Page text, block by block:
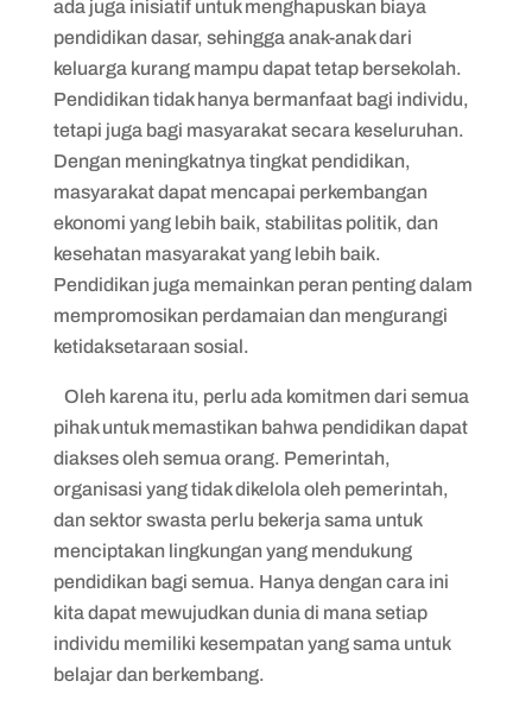
ada juga inisiatif untuk menghapuskan biaya
pendidikan dasar, sehingga anak-anak dari
keluarga kurang mampu dapat tetap bersekolah.
Pendidikan tidak hanya bermanfaat bagi individu,
tetapi juga bagi masyarakat secara keseluruhan.
Dengan meningkatnya tingkat pendidikan,
masyarakat dapat mencapai perkembangan
ekonomi yang lebih baik, stabilitas politik, dan
kesehatan masyarakat yang lebih baik.
Pendidikan juga memainkan peran penting dalam
mempromosikan perdamaian dan mengurangi
ketidaksetaraan sosial.
Oleh karena itu, perlu ada komitmen dari semua
pihak untuk memastikan bahwa pendidikan dapat
diakses oleh semua orang. Pemerintah,
organisasi yang tidak dikelola oleh pemerintah,
dan sektor swasta perlu bekerja sama untuk
menciptakan lingkungan yang mendukung
pendidikan bagi semua. Hanya dengan cara ini
kita dapat mewujudkan dunia di mana setiap
individu memiliki kesempatan yang sama untuk
belajar dan berkembang.